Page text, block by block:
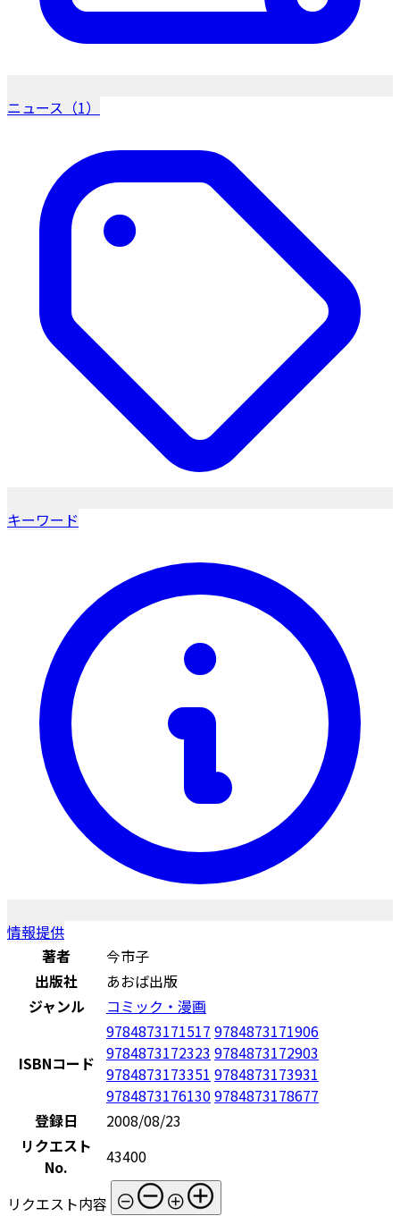
ニュース（1）
キーワード
情報提供
著者
今市子
出版社
あおば出版
ジャンル
コミック・漫画
ISBNコード
9784873171517 9784873171906
9784873172323 9784873172903
9784873173351 9784873173931
97848731761309784873178677
登録日
2008/08/23
リクエスト
No.
43400
リクエスト内容